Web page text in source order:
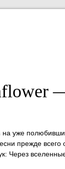
уже
прежде всего
Через